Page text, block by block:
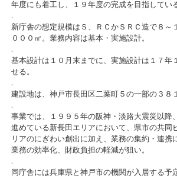
年度にも着工し、１９年度の完成を目指してい
.
新庁舎の想定規模はＳ、ＲＣかＳＲＣ造で８～
０００㎡。業務内容は基本・実施設計。
.
基本設計は１０月末までに、実施設計は１７年
せる。
.
建設地は、神戸市長田区二葉町５の一部の３８
.
事業では、１９９５年の阪神・淡路大震災以降
進めている新長田エリアにおいて、県市の共同
リアのにぎわい創出に加え、業務の集約・連携
業務の効率化、財政負担の軽減が狙い。
.
同庁舎には兵庫県と神戸市の機関が入居する予